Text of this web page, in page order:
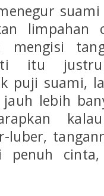
mengisi
itu
puji suami,
lebih
k
luber,
penuh